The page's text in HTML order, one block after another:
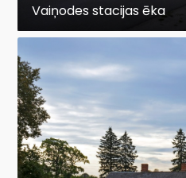
Vaiņodes stacijas ēka